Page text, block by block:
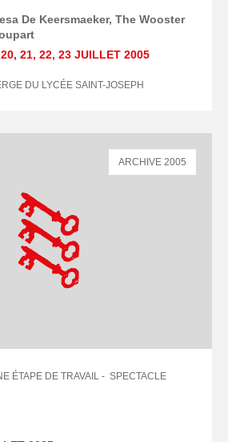
De Keersmaeker, The Wooster
20, 21, 22, 23 JUILLET 2005
DU LYCÉE SAINT-JOSEPH
ÉTAPE DE TRAVAIL SPECTACLE
ARCHIVE 2005